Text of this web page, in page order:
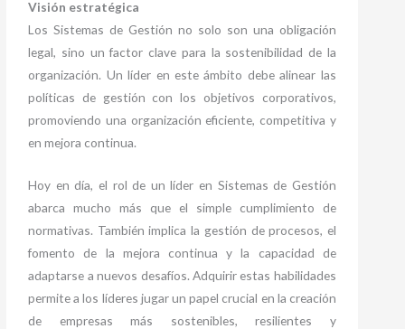
Visión estratégica
Los Sistemas de Gestión no solo son una obligación
legal, sino un factor clave para la sostenibilidad de la
organización. Un líder en este ámbito debe alinear las
políticas de gestión con los objetivos corporativos,
promoviendo una organización eficiente, competitiva y
en mejora continua.
Hoy en día, el rol de un líder en Sistemas de Gestión
abarca mucho más que el simple cumplimiento de
normativas. También implica la gestión de procesos, el
fomento de la mejora continua y la capacidad de
adaptarse a nuevos desafíos. Adquirir estas habilidades
permite a los líderes jugar un papel crucial en la creación
de empresas más sostenibles, resilientes y